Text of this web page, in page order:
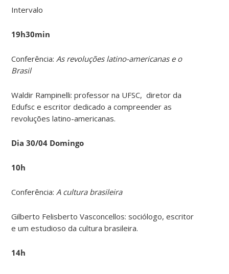
Intervalo
19h30min
Conferência: As revoluções latino-americanas e o
Brasil
Waldir Rampinelli: professor na UFSC, diretor da
Edufsc e escritor dedicado a compreender as
revoluções latino-americanas.
Dia 30/04 Domingo
10h
Conferência: A cultura brasileira
Gilberto Felisberto Vasconcellos: sociólogo, escritor
e um estudioso da cultura brasileira.
14h